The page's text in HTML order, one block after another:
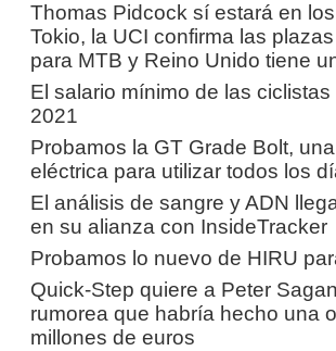
Thomas Pidcock sí estará en
Tokio, la UCI confirma las
para MTB y Reino Unido tiene
El salario mínimo de las
2021
Probamos la GT Grade Bolt, una
eléctrica para utilizar todos los
El análisis de sangre y ADN
en su alianza con InsideTracker
Probamos lo nuevo de HIRU
Quick-Step quiere a Peter
rumorea que habría hecho una
millones de euros